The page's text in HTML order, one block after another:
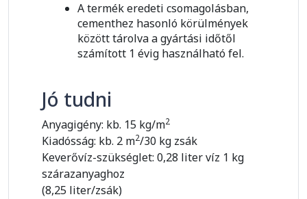
A termék eredeti csomagolásban,
cementhez hasonló körülmények
között tárolva a gyártási időtől
számított 1 évig használható fel.
Jó tudni
Anyagigény: kb. 15 kg/m2
Kiadósság: kb. 2 m2/30 kg zsák
Keverővíz-szükséglet: 0,28 liter víz 1 kg
szárazanyaghoz
(8,25 liter/zsák)